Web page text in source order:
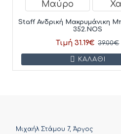
Staff Ανδρική Μακρυμάνικη
352.NOS
Τιμή 31.19€ 39.00€
ΚΑΛΆΘΙ
Μιχαήλ Στάμου 7, Άργος